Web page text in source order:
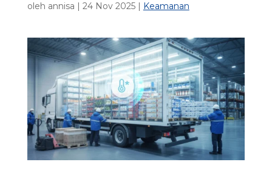
oleh annisa | 24 Nov 2025| Keamanan